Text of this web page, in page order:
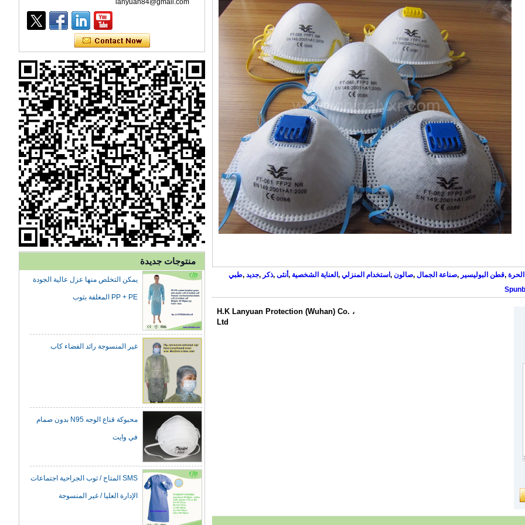
منتوجات جديدة
قناع للوجه يمكن التخلص منه بثلاث
طبقات من الأذن للاستخدام مرة
واحدة للرعاية الصحية
PP + PE المغلفة بثوب
في وايت
الإدارة العليا / غير المنسوجة
,قطن البوليسير ,صناعة الجمال ,صالون , استخدام المنزلي , العناية الشخصية , أنثى ,ذكر ,جديد ,طبي
H.K Lanyuan Protection (Wuhan) Co. ،
Ltd